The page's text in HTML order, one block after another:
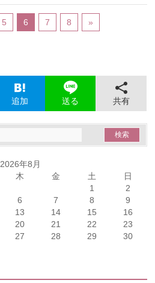
5 6 7 8 »
追加 送る 共有
2026年8月
木 金 土 日
1
2
6 7 8
9
13 14 15
16
20 21 22
23
27 28 29
30